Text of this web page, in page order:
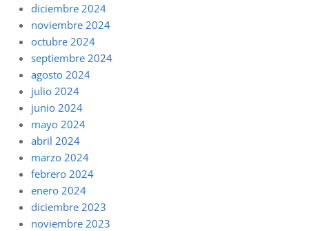
diciembre 2024
noviembre 2024
octubre 2024
septiembre 2024
agosto 2024
julio 2024
junio 2024
mayo 2024
abril 2024
marzo 2024
febrero 2024
enero 2024
diciembre 2023
noviembre 2023